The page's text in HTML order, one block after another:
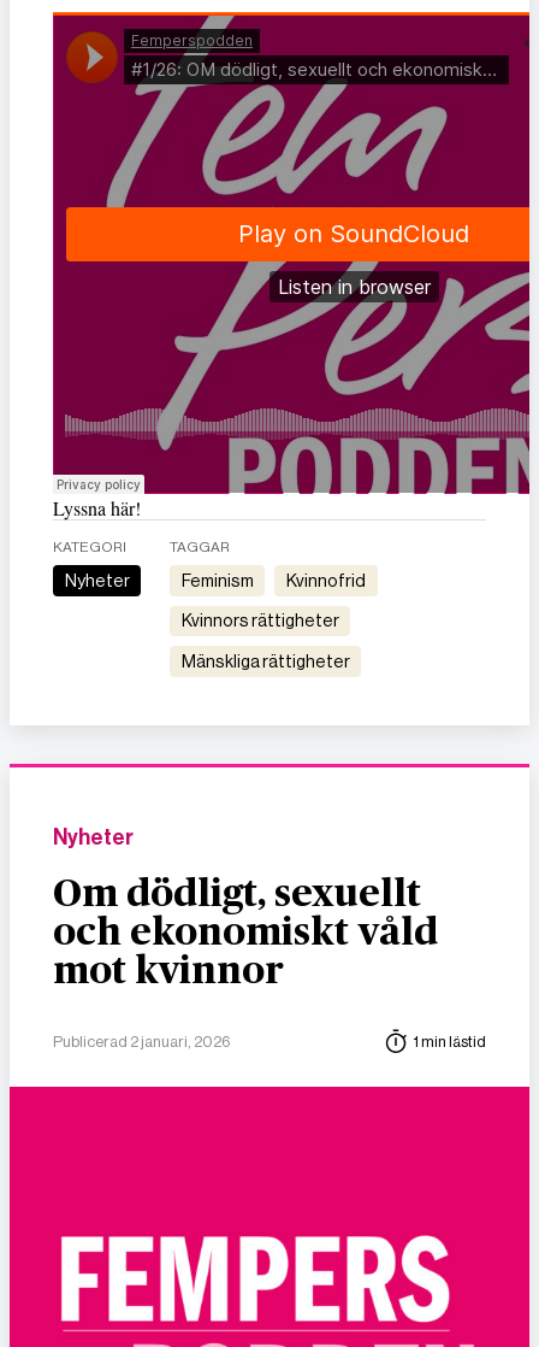
Lyssna här!
KATEGORI
Nyheter
TAGGAR
feminism kvinnofrid
kvinnors rättigheter
mänskliga rättigheter
Nyheter
Om dödligt, sexuellt
och ekonomiskt våld
mot kvinnor
Publicerad 2 januari, 2026 1 min lästid